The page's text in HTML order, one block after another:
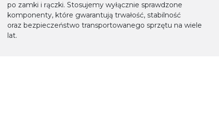
po zamki i rączki. Stosujemy wyłącznie sprawdzone
komponenty, które gwarantują trwałość, stabilność
oraz bezpieczeństwo transportowanego sprzętu na wiele
lat.